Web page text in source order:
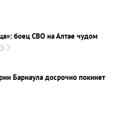
боец СВО на Алтае чудом
7
Барнаула досрочно покинет